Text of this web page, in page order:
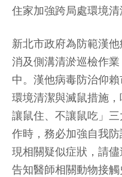
住家加強跨局處環境清
新北市政府為防範漢
消及側溝清淤巡檢作
中。漢他病毒防治仰
環境清潔與滅鼠措施
讓鼠住、不讓鼠吃」
作時，務必加強自我
現相關疑似症狀，請
告知醫師相關動物接觸